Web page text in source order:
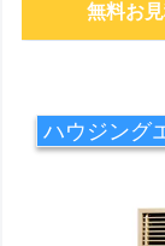
無料お
ハウジング